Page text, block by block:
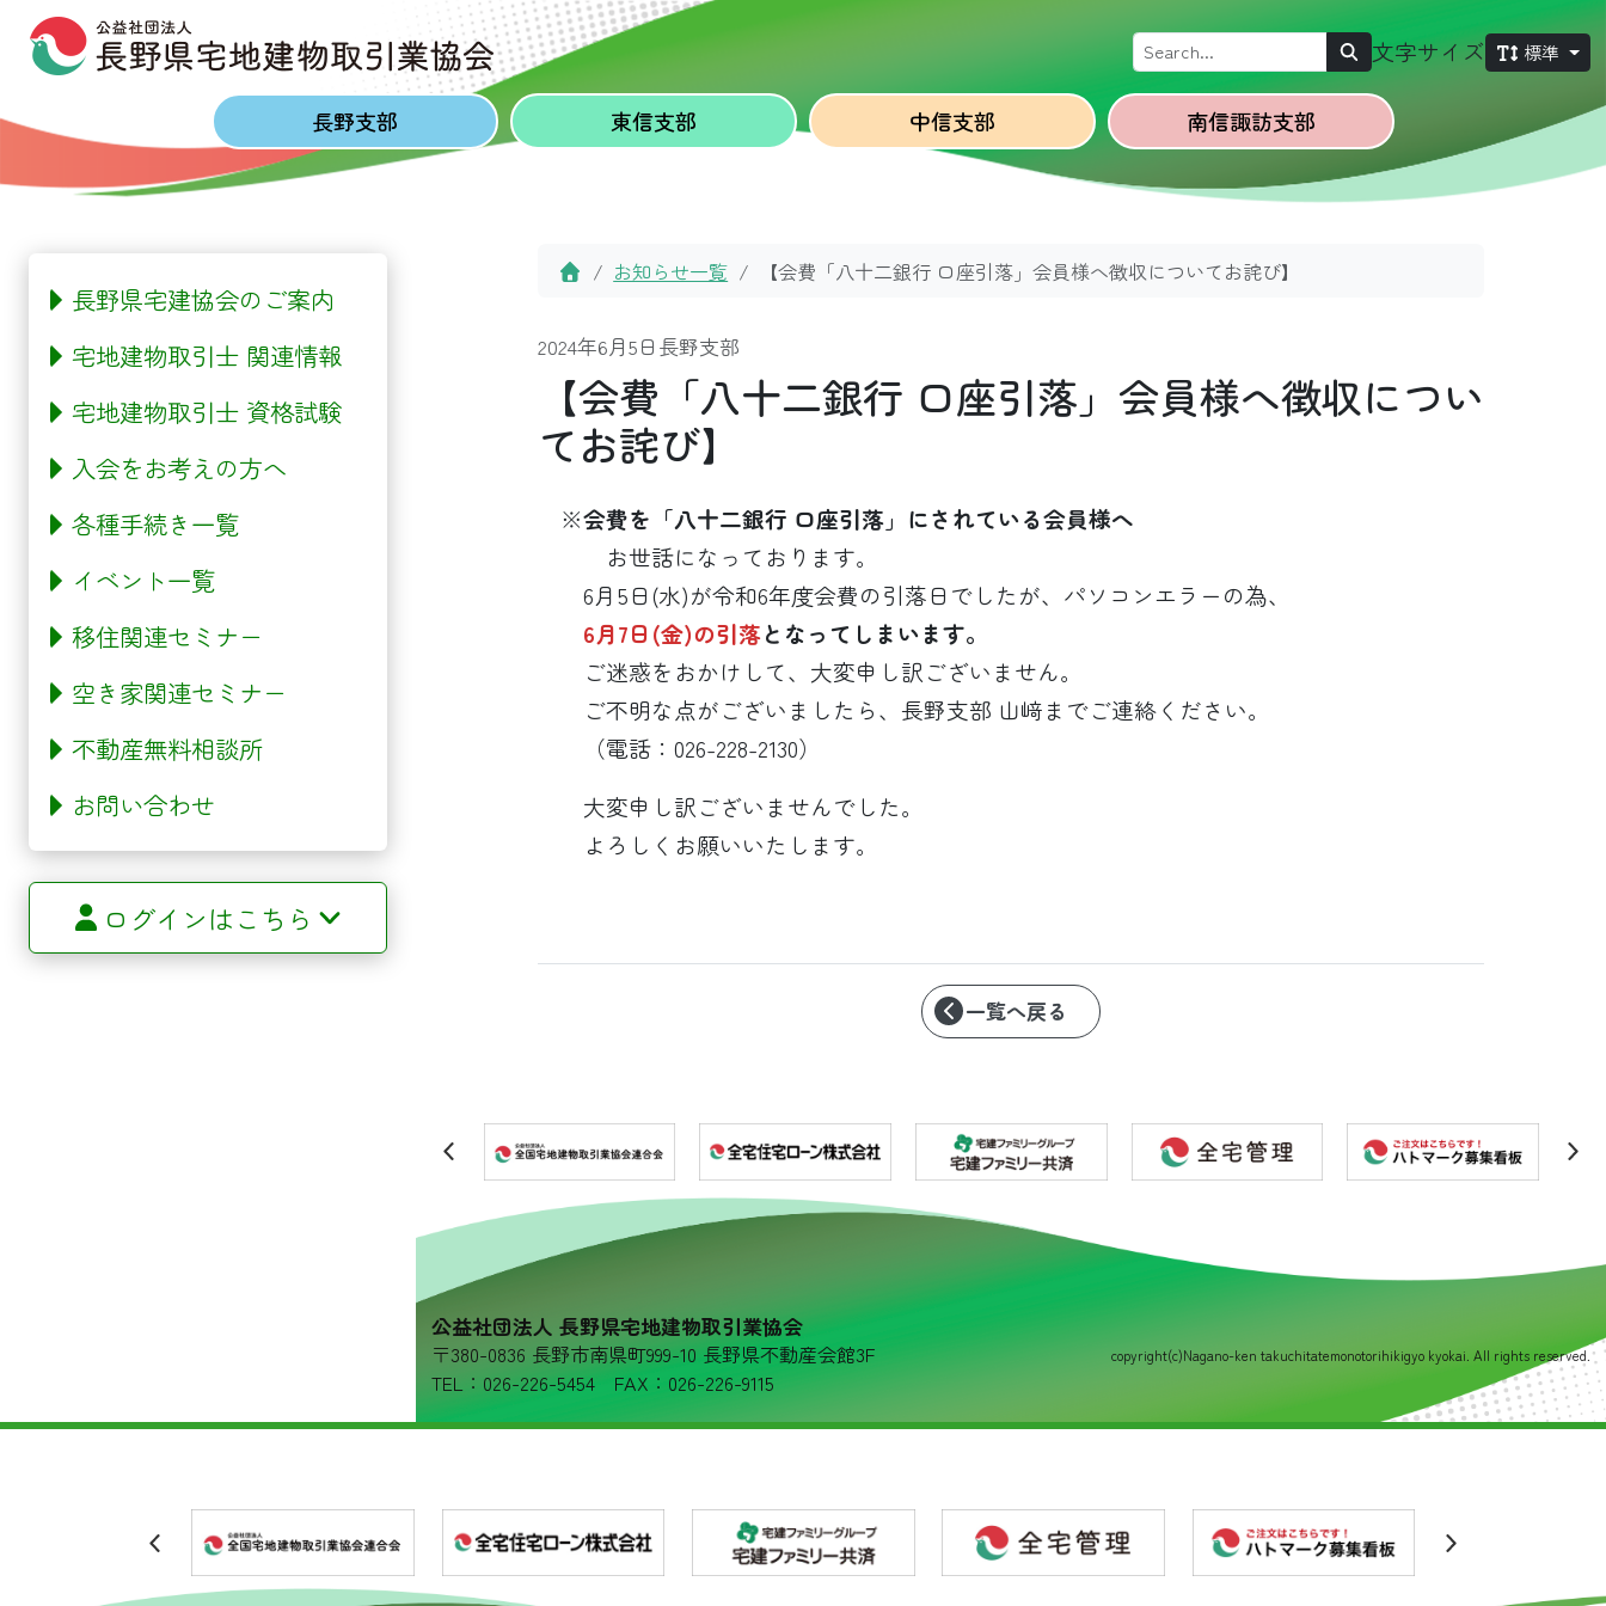
Skip to content
Skip to footer
長野支部 東信支部 中信支部 南信諏訪支部
Search 文字サイズ 標準
Homeお知らせ一覧 【会費「八十二銀行 口座引落」会員様へ徴収についてお詫び】
2024年6月5日 長野支部
【会費「八十二銀行 口座引落」会員様へ徴収につい
てお詫び】
※会費を「八十二銀行 口座引落」にされている会員様へ
お世話になっております。
6月5日(水)が令和6年度会費の引落日でしたが、パソコンエラーの為、
6月7日(金)の引落となってしまいます。
ご迷惑をおかけして、大変申し訳ございません。
ご不明な点がございましたら、長野支部 山﨑までご連絡ください。
（電話：026-228-2130）
大変申し訳ございませんでした。
よろしくお願いいたします。
一覧へ戻る
公益社団法人 長野県宅地建物取引業協会
〒380-0836 長野市南県町999-10 長野県不動産会館3F
TEL：026-226-5454 FAX：026-226-9115
copyright(c)Nagano-ken takuchitatemonotorihikigyo kyokai. All rights reserved.
長野県宅建協会のご案内
宅地建物取引士 関連情報
宅地建物取引士 資格試験
入会をお考えの方へ
各種手続き一覧
イベント一覧
移住関連セミナー
空き家関連セミナー
不動産無料相談所
お問い合わせ
ログインはこちら